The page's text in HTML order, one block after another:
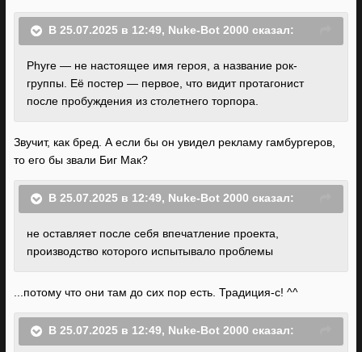
В 25.07.2025 в 12:49, Nuke-Bot 2000 сказал:
Phyre — не настоящее имя героя, а название рок-
группы. Её постер — первое, что видит протагонист
после пробуждения из столетнего торпора.
Звучит, как бред. А если бы он увидел рекламу гамбургеров,
то его бы звали Биг Мак?
В 25.07.2025 в 12:49, Nuke-Bot 2000 сказал:
не оставляет после себя впечатление проекта,
производство которого испытывало проблемы
...потому что они там до сих пор есть. Традиция-с! ^^
В 25.07.2025 в 12:49, Nuke-Bot 2000 сказал: